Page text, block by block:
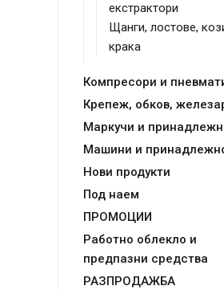
екстрактори
Щанги, лостове,
крака
Компресори и
Крепеж, обков,
Маркучи и
Машини и
Нови продукти
Под наем
ПРОМОЦИИ
Работно облекло и
предпазни средства
РАЗПРОДАЖБА